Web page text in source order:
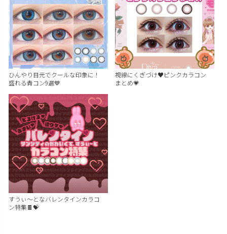
ひんやり目元でクールな印象に！
盛れる青コン9選💙
視線にくぎづけ♥ピンクカラコン
まとめ💗
すうぃ～となバレンタインカラコ
ン特集🍫💝